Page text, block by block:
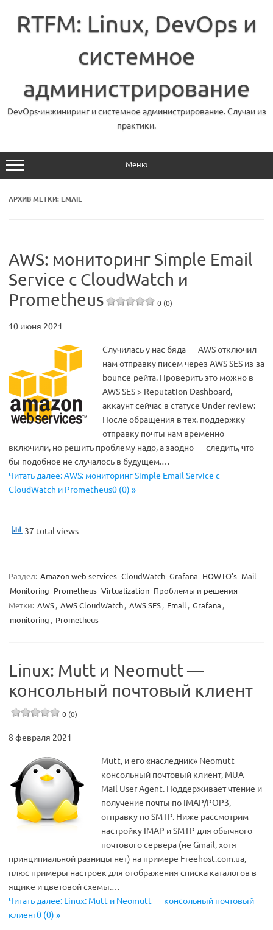
содержимому
RTFM: Linux, DevOps и
системное
администрирование
DevOps-инжиниринг и системное администрирование. Случаи из
практики.
Меню
АРХИВ МЕТКИ: EMAIL
AWS: мониторинг Simple Email
Service с CloudWatch и
Prometheus
0 (0)
10 июня 2021
Случилась у нас бяда — AWS отключил
нам отправку писем через AWS SES из-за
bounce-рейта. Проверить это можно в
AWS SES > Reputation Dashboard,
аккаунт сейчас в статусе Under review:
После обращения в тех. поддержку
отправку почты нам временно
включили, но решить проблему надо, а заодно — следить, что
бы подобное не случалось в будущем.…
Читать далее: AWS: мониторинг Simple Email Service с
CloudWatch и Prometheus0 (0) »
37 total views
Раздел: Amazon web services CloudWatch Grafana HOWTO's Mail
Monitoring Prometheus Virtualization Проблемы и решения
Метки: AWS, AWS CloudWatch, AWS SES, Email , Grafana ,
monitoring , Prometheus
Linux: Mutt и Neomutt —
консольный почтовый клиент
0 (0)
8 февраля 2021
Mutt, и его «наследник» Neomutt —
консольный почтовый клиент, MUA —
Mail User Agent. Поддерживает чтение и
получение почты по IMAP/POP3,
отправку по SMTP. Ниже рассмотрим
настройку IMAP и SMTP для обычного
почтового сервера (не Gmail, хотя
принципиальной разницы нет) на примере Freehost.com.ua,
плюс примеры настроек для отображения списка каталогов в
ящике и цветовой схемы.…
Читать далее: Linux: Mutt и Neomutt — консольный почтовый
клиент0 (0) »